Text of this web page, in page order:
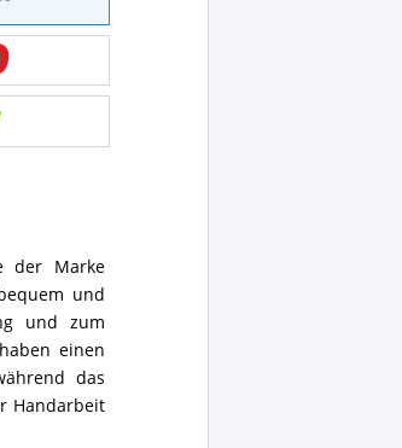
der Marke
und
und zum
einen
das
Handarbeit